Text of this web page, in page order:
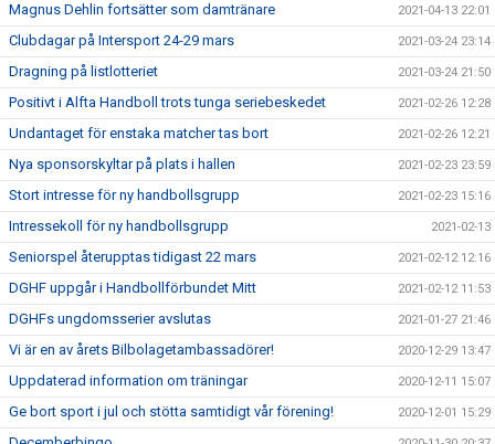
Magnus Dehlin fortsätter som damtränare 2021-04-13 22:01
Clubdagar på Intersport 24-29 mars 2021-03-24 23:14
Dragning på listlotteriet 2021-03-24 21:50
Positivt i Alfta Handboll trots tunga seriebeskedet 2021-02-26 12:28
Undantaget för enstaka matcher tas bort 2021-02-26 12:21
Nya sponsorskyltar på plats i hallen 2021-02-23 23:59
Stort intresse för ny handbollsgrupp 2021-02-23 15:16
Intressekoll för ny handbollsgrupp 2021-02-13
Seniorspel återupptas tidigast 22 mars 2021-02-12 12:16
DGHF uppgår i Handbollförbundet Mitt 2021-02-12 11:53
DGHFs ungdomsserier avslutas 2021-01-27 21:46
Vi är en av årets Bilbolagetambassadörer! 2020-12-29 13:47
Uppdaterad information om träningar 2020-12-11 15:07
Ge bort sport i jul och stötta samtidigt vår förening! 2020-12-01 15:29